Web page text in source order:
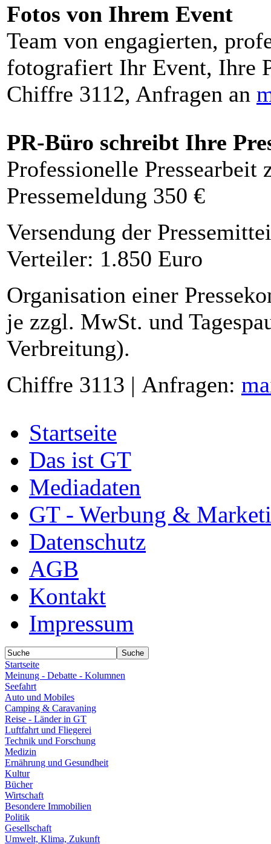
Fotos von Ihrem Event
Team von engagierten,
fotografiert Ihr Event, Ihre
Chiffre 3112, Anfragen an
PR-Büro schreibt Ihre
Professionelle Pressearbeit
Pressemeldung 350 €
Versendung der
Verteiler: 1.850 Euro
Organisation einer
je zzgl. MwSt. und
Verbreitung).
Chiffre 3113 | Anfragen:
Startseite
Das ist GT
Mediadaten
GT - Werbung &
Datenschutz
AGB
Kontakt
Impressum
Startseite
Meinung - Debatte - Kolumnen
Seefahrt
Auto und Mobiles
Camping & Caravaning
Reise - Länder in GT
Luftfahrt und Fliegerei
Technik und Forschung
Medizin
Ernährung und Gesundheit
Kultur
Bücher
Wirtschaft
Besondere Immobilien
Politik
Gesellschaft
Umwelt, Klima, Zukunft